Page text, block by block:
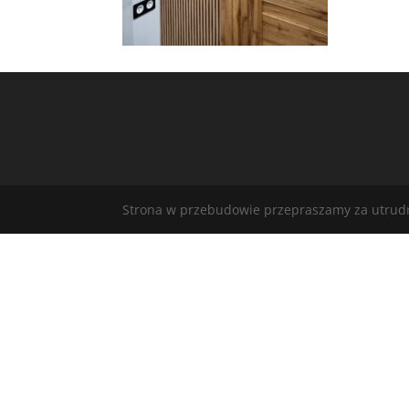
Strona w przebudowie przepraszamy za